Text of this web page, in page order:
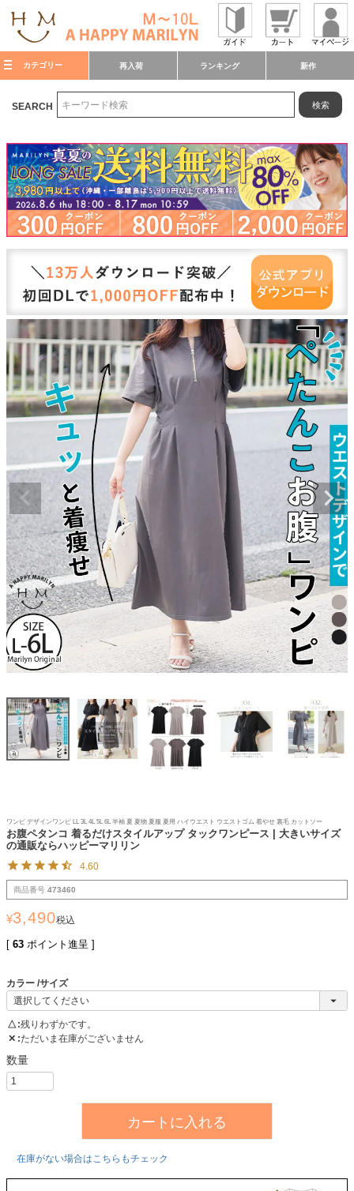
カテゴリー 再入荷 ランキング 新作
SEARCH 検索
ワンピ デザインワンピ LL 3L 4L 5L 6L 半袖 夏 夏物 夏服 夏用 ハイウエスト ウエストゴム 着やせ 裏毛 カットソー
お腹ペタンコ 着るだけスタイルアップ タックワンピース | 大きいサイズ
の通販ならハッピーマリリン
4.60
商品番号 473460
¥3,490税込
[ 63 ポイント進呈 ]
カラー サイズ
△ 残りわずかです。
✕ ただいま在庫がございません
カートに入れる
在庫がない場合はこちらもチェック